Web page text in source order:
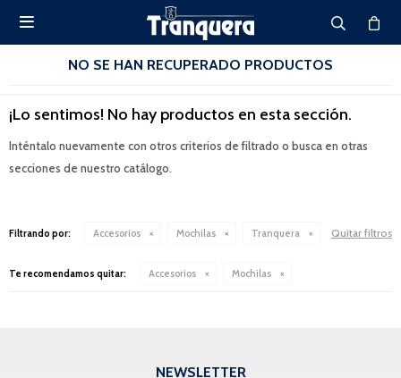

NO SE HAN RECUPERADO PRODUCTOS
¡Lo sentimos! No hay productos en esta sección.
Inténtalo nuevamente con otros criterios de filtrado o busca en otras
secciones de nuestro catálogo.
Filtrando por: Accesorios Mochilas Tranquera Quitar filtros
Te recomendamos quitar: Accesorios Mochilas
NEWSLETTER